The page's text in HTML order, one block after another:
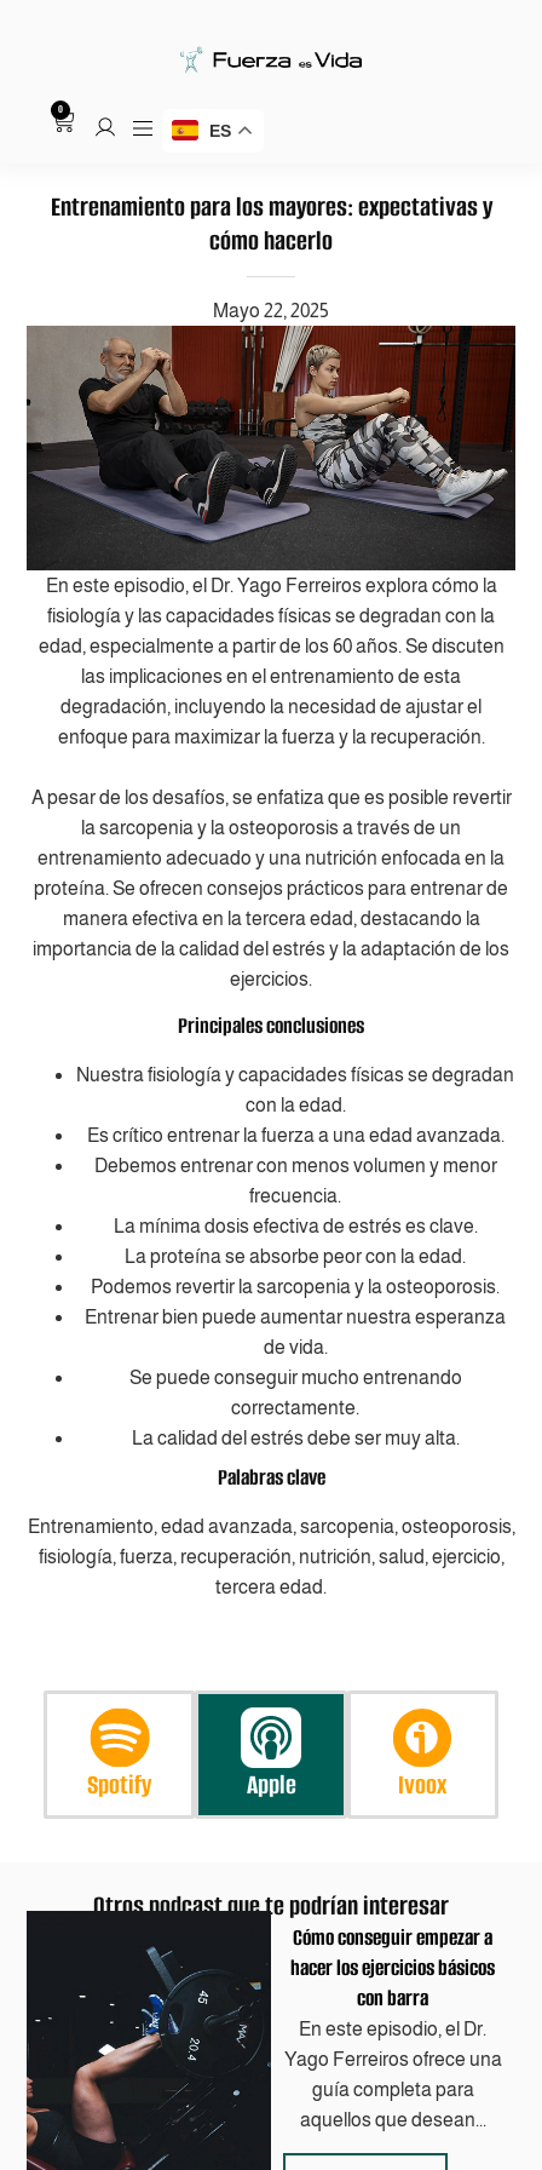
0
ES
Entrenamiento para los mayores: expectativas y
cómo hacerlo
Mayo 22, 2025
En este episodio, el Dr. Yago Ferreiros explora cómo la
fisiología y las capacidades físicas se degradan con la
edad, especialmente a partir de los 60 años. Se discuten
las implicaciones en el entrenamiento de esta
degradación, incluyendo la necesidad de ajustar el
enfoque para maximizar la fuerza y la recuperación.
A pesar de los desafíos, se enfatiza que es posible revertir
la sarcopenia y la osteoporosis a través de un
entrenamiento adecuado y una nutrición enfocada en la
proteína. Se ofrecen consejos prácticos para entrenar de
manera efectiva en la tercera edad, destacando la
importancia de la calidad del estrés y la adaptación de los
ejercicios.
Principales conclusiones
Nuestra fisiología y capacidades físicas se degradan
con la edad.
Es crítico entrenar la fuerza a una edad avanzada.
Debemos entrenar con menos volumen y menor
frecuencia.
La mínima dosis efectiva de estrés es clave.
La proteína se absorbe peor con la edad.
Podemos revertir la sarcopenia y la osteoporosis.
Entrenar bien puede aumentar nuestra esperanza
de vida.
Se puede conseguir mucho entrenando
correctamente.
La calidad del estrés debe ser muy alta.
Palabras clave
Entrenamiento, edad avanzada, sarcopenia, osteoporosis,
fisiología, fuerza, recuperación, nutrición, salud, ejercicio,
tercera edad.
Spotify Apple Ivoox
Otros podcast que te podrían interesar
Cómo conseguir empezar a
hacer los ejercicios básicos
con barra
En este episodio, el Dr.
Yago Ferreiros ofrece una
guía completa para
aquellos que desean...